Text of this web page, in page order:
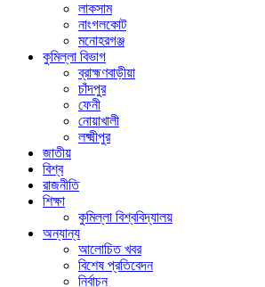
লাকসাম
নাংগলকোট
মনোহরগঞ্জ
কুমিল্লা বিভাগ
ব্রাহ্মণবাড়ীয়া
চাঁদপুর
ফেনী
নোয়াখালী
লক্ষ্মীপুর
জাতীয়
বিশ্ব
রাজনীতি
শিক্ষা
কুমিল্লা বিশ্ববিদ্যালয়
অন্যান্য
আলোচিত খবর
বিশেষ প্রতিবেদন
নির্বাচন